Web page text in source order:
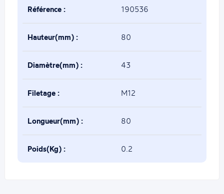
Référence : 190536
Hauteur(mm) : 80
Diamètre(mm) : 43
Filetage : M12
Longueur(mm) : 80
Poids(Kg) : 0.2